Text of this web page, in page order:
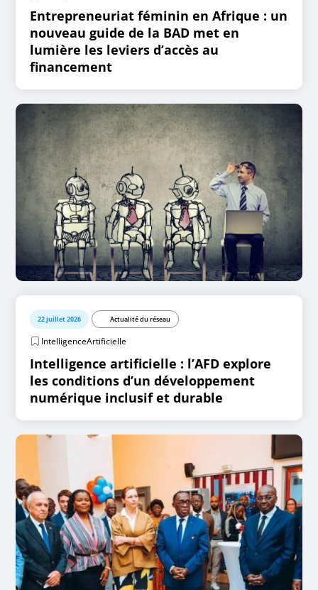
Entrepreneuriat féminin en Afrique : un
nouveau guide de la BAD met en
lumière les leviers d’accès au
financement
22 juillet 2026 Actualité du réseau
IntelligenceArtificielle
Intelligence artificielle : l’AFD explore
les conditions d’un développement
numérique inclusif et durable